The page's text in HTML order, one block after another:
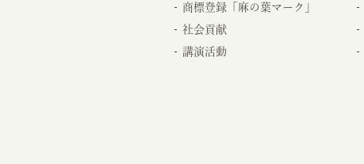
商標登録「麻の葉マーク」
社会貢献
講演活動